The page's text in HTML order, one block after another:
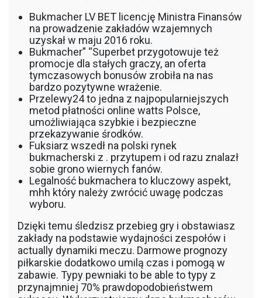
Bukmacher LV BET licencję Ministra Finansów
na prowadzenie zakładów wzajemnych
uzyskał w maju 2016 roku.
Bukmacher” “Superbet przygotowuje też
promocje dla stałych graczy, an oferta
tymczasowych bonusów zrobiła na nas
bardzo pozytywne wrażenie.
Przelewy24 to jedna z najpopularniejszych
metod płatności online watts Polsce,
umożliwiająca szybkie i bezpieczne
przekazywanie środków.
Fuksiarz wszedł na polski rynek
bukmacherski z . przytupem i od razu znalazł
sobie grono wiernych fanów.
Legalność bukmachera to kluczowy aspekt,
mhh który należy zwrócić uwagę podczas
wyboru.
Dzięki temu śledzisz przebieg gry i obstawiasz
zakłady na podstawie wydajności zespołów i
actually dynamiki meczu. Darmowe prognozy
piłkarskie dodatkowo umilą czas i pomogą w
zabawie. Typy pewniaki to be able to typy z
przynajmniej 70% prawdopodobieństwem